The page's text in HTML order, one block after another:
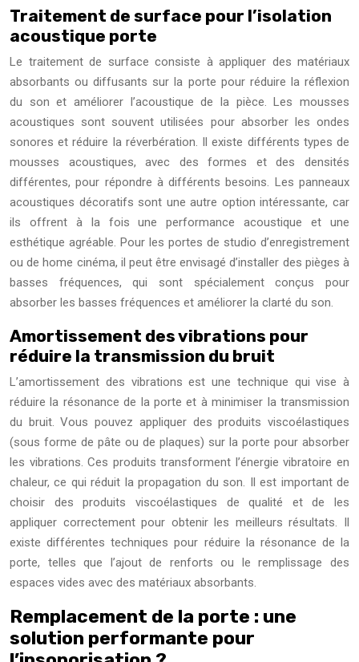
Traitement de surface pour l’isolation
acoustique porte
Le traitement de surface consiste à appliquer des matériaux
absorbants ou diffusants sur la porte pour réduire la réflexion
du son et améliorer l’acoustique de la pièce. Les mousses
acoustiques sont souvent utilisées pour absorber les ondes
sonores et réduire la réverbération. Il existe différents types de
mousses acoustiques, avec des formes et des densités
différentes, pour répondre à différents besoins. Les panneaux
acoustiques décoratifs sont une autre option intéressante, car
ils offrent à la fois une performance acoustique et une
esthétique agréable. Pour les portes de studio d’enregistrement
ou de home cinéma, il peut être envisagé d’installer des pièges à
basses fréquences, qui sont spécialement conçus pour
absorber les basses fréquences et améliorer la clarté du son.
Amortissement des vibrations pour
réduire la transmission du bruit
L’amortissement des vibrations est une technique qui vise à
réduire la résonance de la porte et à minimiser la transmission
du bruit. Vous pouvez appliquer des produits viscoélastiques
(sous forme de pâte ou de plaques) sur la porte pour absorber
les vibrations. Ces produits transforment l’énergie vibratoire en
chaleur, ce qui réduit la propagation du son. Il est important de
choisir des produits viscoélastiques de qualité et de les
appliquer correctement pour obtenir les meilleurs résultats. Il
existe différentes techniques pour réduire la résonance de la
porte, telles que l’ajout de renforts ou le remplissage des
espaces vides avec des matériaux absorbants.
Remplacement de la porte : une
solution performante pour